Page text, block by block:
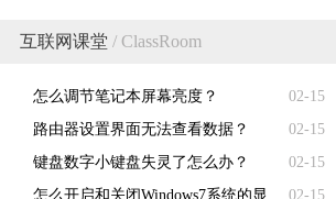
互联网课堂 / ClassRoom
02-15
怎么调节笔记本屏幕亮度？
02-15
路由器设置界面无法查看数据？
02-15
键盘数字小键盘失灵了怎么办？
02-15
怎么开启和关闭Windows7系统的显